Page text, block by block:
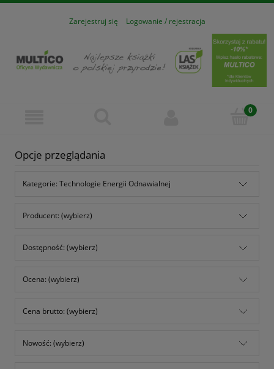
Zarejestruj się Logowanie / rejestracja
Opcje przeglądania
Kategorie: Technologie Energii Odnawialnej
Producent: (wybierz)
Dostępność: (wybierz)
Ocena: (wybierz)
Cena brutto: (wybierz)
Nowość: (wybierz)